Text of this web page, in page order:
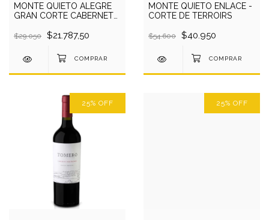
MONTE QUIETO ALEGRE
GRAN CORTE CABERNET
$29.050 $21.787,50
MONTE QUIETO ENLACE -
CORTE DE TERROIRS
$54.600 $40.950
25% OFF 25% OFF